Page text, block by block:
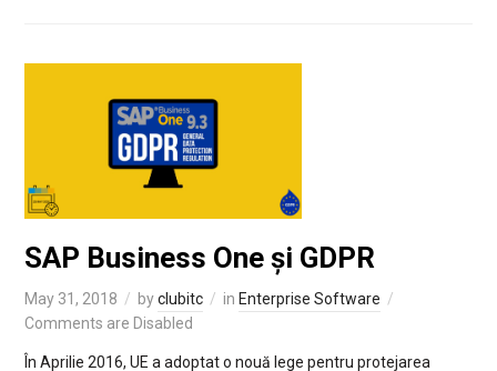
SAP Business One și GDPR
May 31, 2018 byclubitc in Enterprise Software
Comments are Disabled
În Aprilie 2016, UE a adoptat o nouă lege pentru protejarea